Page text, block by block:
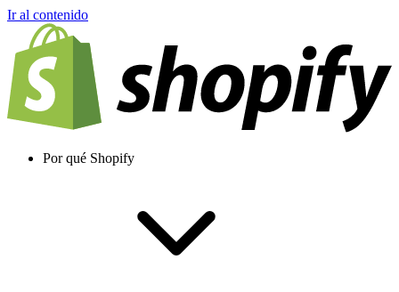
Ir al contenido
Por qué Shopify